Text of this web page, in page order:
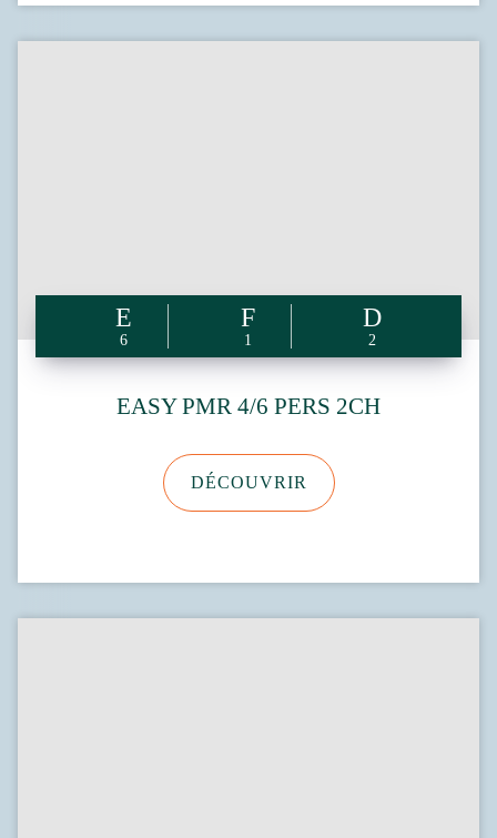
6 1 2
EASY PMR 4/6 PERS 2CH
DÉCOUVRIR